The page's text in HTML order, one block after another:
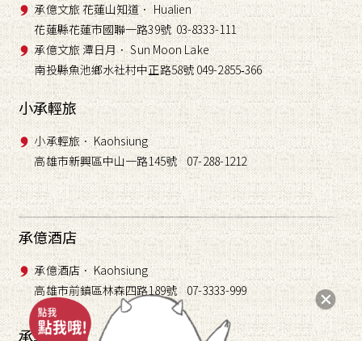
承億文旅 花蓮山知道． Hualien
花蓮縣花蓮市國聯一路39號 03-8333-111
承億文旅 潭日月． Sun Moon Lake
南投縣魚池鄉水社村中正路58號 049-2855-366
小承輕旅
小承輕旅． Kaohsiung
高雄市新興區中山一路145號 07-288-1212
承億酒店
承億酒店． Kaohsiung
高雄市前鎮區林森四路189號 07-3333-999
承藝術